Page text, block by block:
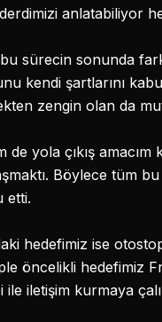
anlatabiliyor
sürecin sonunda
kendi şartlarını
zengin olan da
de yola çıkış
Böylece tüm
etti.
hedefimiz ise
öncelikli hedefimiz
ile iletişim kurmaya